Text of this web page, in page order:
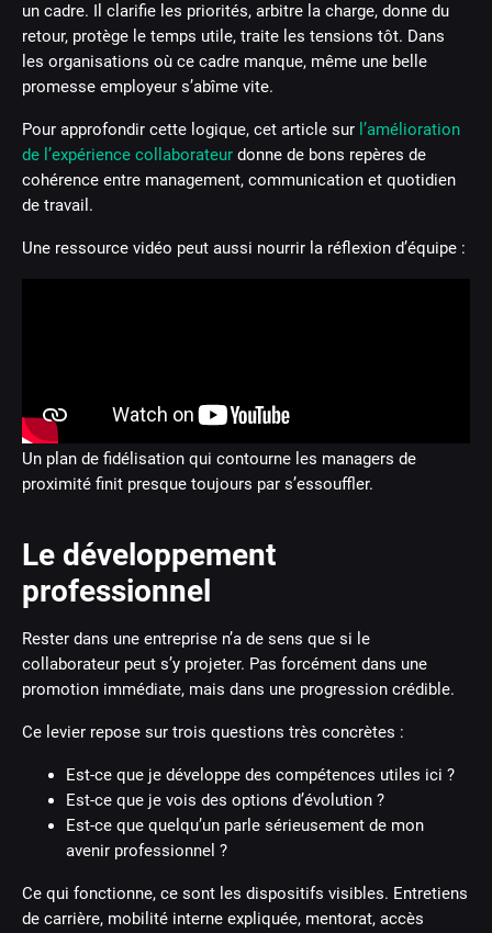
un cadre. Il clarifie les priorités, arbitre la charge, donne du
retour, protège le temps utile, traite les tensions tôt. Dans
les organisations où ce cadre manque, même une belle
promesse employeur s’abîme vite.
Pour approfondir cette logique, cet article sur l’amélioration
de l’expérience collaborateur donne de bons repères de
cohérence entre management, communication et quotidien
de travail.
Une ressource vidéo peut aussi nourrir la réflexion d’équipe :
Un plan de fidélisation qui contourne les managers de
proximité finit presque toujours par s’essouffler.
Le développement
professionnel
Rester dans une entreprise n’a de sens que si le
collaborateur peut s’y projeter. Pas forcément dans une
promotion immédiate, mais dans une progression crédible.
Ce levier repose sur trois questions très concrètes :
Est-ce que je développe des compétences utiles ici ?
Est-ce que je vois des options d’évolution ?
Est-ce que quelqu’un parle sérieusement de mon
avenir professionnel ?
Ce qui fonctionne, ce sont les dispositifs visibles. Entretiens
de carrière, mobilité interne expliquée, mentorat, accès